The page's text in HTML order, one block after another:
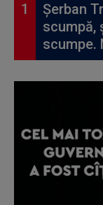
Șerban
scumpă,
scumpe.